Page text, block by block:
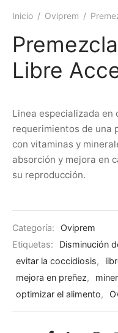
Inicio / Oviprem /
Libre
Linea especializada en
requerimientos de una
con vitaminas y
absorción y mejora en
su reproducción.
Categoría:
Oviprem
Etiquetas:
Disminución
evitar la coccidiosis,
mejora en preñez,
optimizar el alimento,